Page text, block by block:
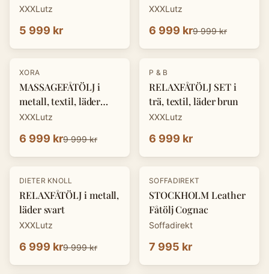
XXXLutz
5 999 kr
XXXLutz
6 999 kr9 999 kr
-30%
XORA
MASSAGEFÅTÖLJ i
metall, textil, läder
mörkgrå
XXXLutz
6 999 kr9 999 kr
P & B
RELAXFÅTÖLJ SET i
trä, textil, läder brun
XXXLutz
6 999 kr
-30%
DIETER KNOLL
RELAXFÅTÖLJ i metall,
läder svart
XXXLutz
6 999 kr9 999 kr
SOFFADIREKT
STOCKHOLM Leather
Fåtölj Cognac
Soffadirekt
7 995 kr